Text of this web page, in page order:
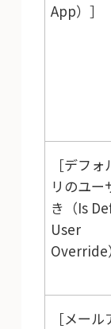
App）
デフォ
リのユー
き（Is
User
Override
メール